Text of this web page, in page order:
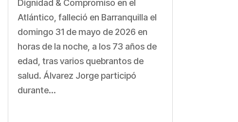
Dignidad & Compromiso en el
Atlántico, falleció en Barranquilla el
domingo 31 de mayo de 2026 en
horas de la noche, a los 73 años de
edad, tras varios quebrantos de
salud. Álvarez Jorge participó
durante...